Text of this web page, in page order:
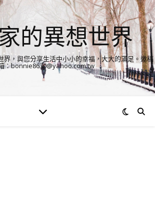
的異想世界
界，與您分享生活中小小的幸福，大大的滿足。邀稿
：bonnie8630@yahoo.com.tw